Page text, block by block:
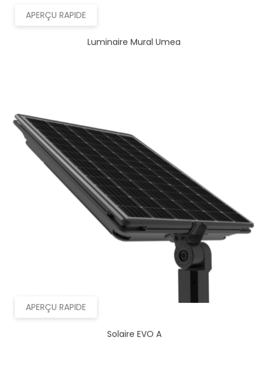
APERÇU RAPIDE
Luminaire Mural Umea
APERÇU RAPIDE
Solaire EVO A